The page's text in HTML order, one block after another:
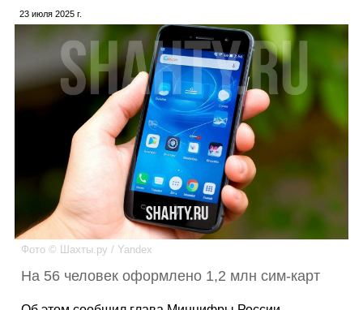
Каталог
Инфо
Гороскоп
Карты
23 июля 2025 г.
Фото © Шахты.ру / Yandex
На 56 человек оформлено 1,2 млн сим-карт